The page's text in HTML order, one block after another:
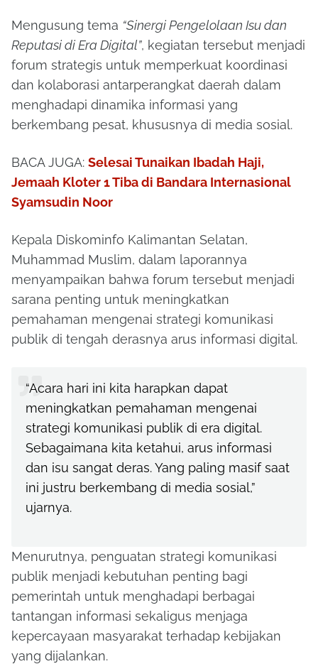
Mengusung tema “Sinergi Pengelolaan Isu dan
Reputasi di Era Digital”, kegiatan tersebut menjadi
forum strategis untuk memperkuat koordinasi
dan kolaborasi antarperangkat daerah dalam
menghadapi dinamika informasi yang
berkembang pesat, khususnya di media sosial.
BACA JUGA: Selesai Tunaikan Ibadah Haji,
Jemaah Kloter 1 Tiba di Bandara Internasional
Syamsudin Noor
Kepala Diskominfo Kalimantan Selatan,
Muhammad Muslim, dalam laporannya
menyampaikan bahwa forum tersebut menjadi
sarana penting untuk meningkatkan
pemahaman mengenai strategi komunikasi
publik di tengah derasnya arus informasi digital.
“Acara hari ini kita harapkan dapat
meningkatkan pemahaman mengenai
strategi komunikasi publik di era digital.
Sebagaimana kita ketahui, arus informasi
dan isu sangat deras. Yang paling masif saat
ini justru berkembang di media sosial,”
ujarnya.
Menurutnya, penguatan strategi komunikasi
publik menjadi kebutuhan penting bagi
pemerintah untuk menghadapi berbagai
tantangan informasi sekaligus menjaga
kepercayaan masyarakat terhadap kebijakan
yang dijalankan.